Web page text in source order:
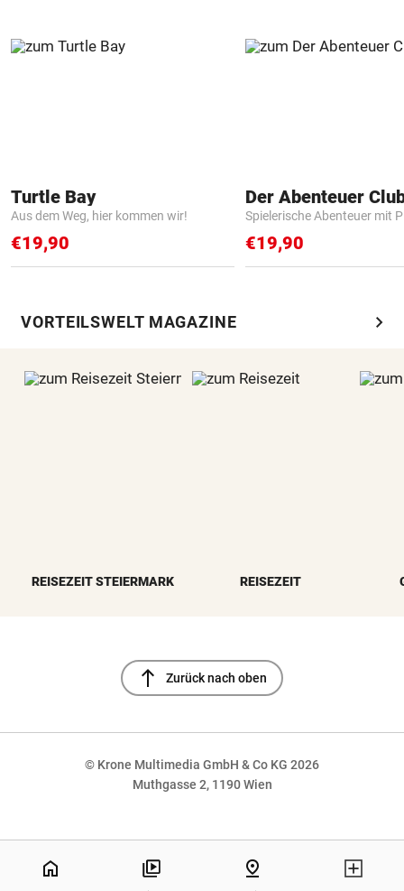
Turtle Bay
Aus dem Weg, hier kommen wir!
€19,90
Der Abenteuer
Spielerische Abenteuer mit
€19,90
VORTEILSWELT MAGAZINE chevron_right
REISEZEIT STEIERMARK REISEZEIT
north Zurück nach oben
© Krone Multimedia GmbH & Co KG 2026
Muthgasse 2, 1190 Wien
home pin_drop
NaN%